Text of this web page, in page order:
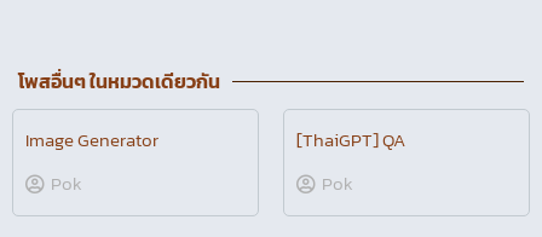
โพสอื่นๆ ในหมวดเดียวกัน
Image Generator
Pok
[ThaiGPT] QA
Pok